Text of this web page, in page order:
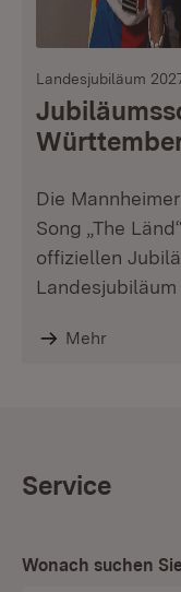
Landesjubiläum
Die
Song „The
offiziellen
Landesjubiläum
Mehr
Service
Wonach suchen